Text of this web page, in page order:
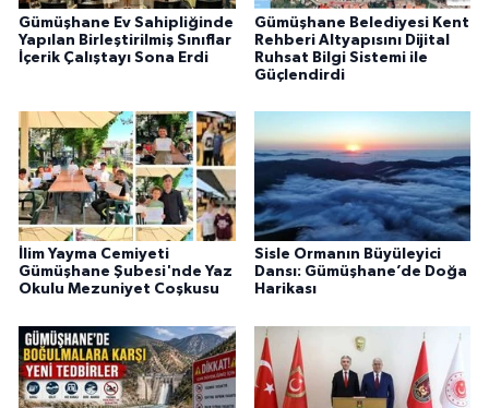
Gümüşhane Ev Sahipliğinde
Yapılan Birleştirilmiş Sınıflar
İçerik Çalıştayı Sona Erdi
Gümüşhane Belediyesi Kent
Rehberi Altyapısını Dijital
Ruhsat Bilgi Sistemi ile
Güçlendirdi
İlim Yayma Cemiyeti
Gümüşhane Şubesi'nde Yaz
Okulu Mezuniyet Coşkusu
Sisle Ormanın Büyüleyici
Dansı: Gümüşhane’de Doğa
Harikası